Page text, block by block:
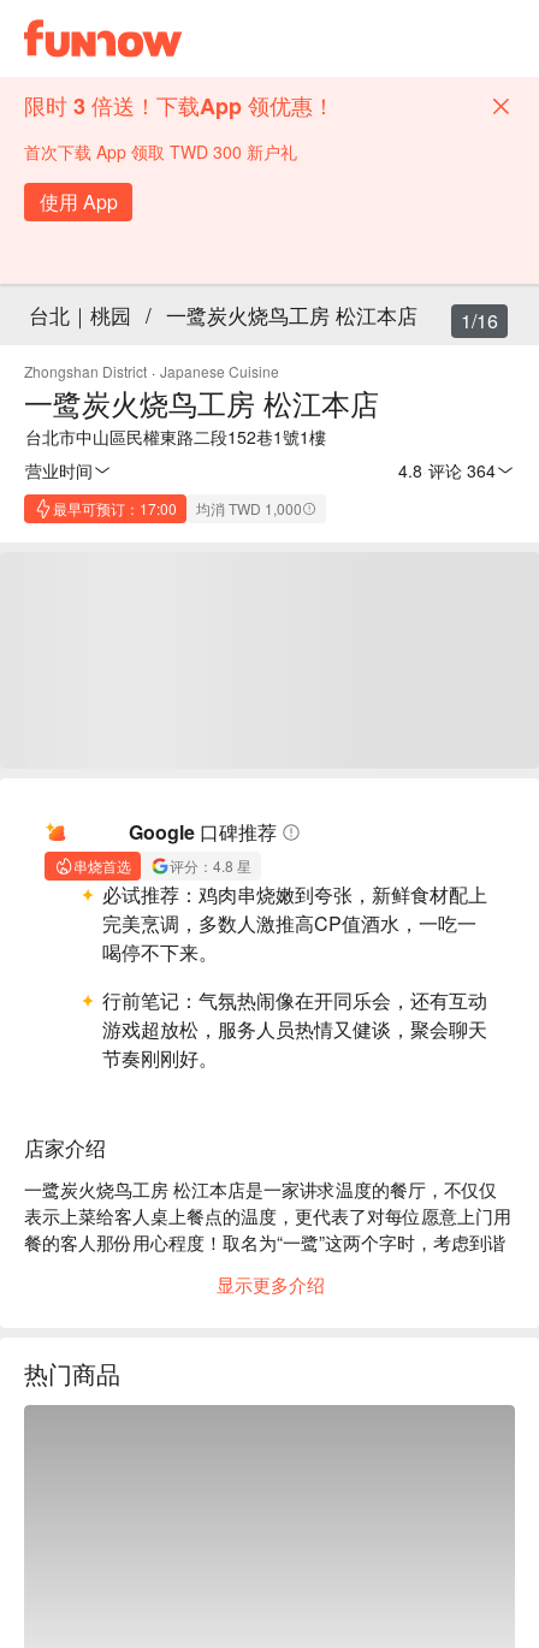
限时 3 倍送！下载App 领优惠！
首次下载 App 领取 TWD 300 新户礼
使用 App
台北｜桃园 / 一鹭炭火烧鸟工房 松江本店
Zhongshan District · Japanese Cuisine
一鹭炭火烧鸟工房 松江本店
台北市中山區民權東路二段152巷1號1樓
营业时间
4.8 评论 364
最早可预订：17:00 均消 TWD 1,000
1/16
Google 口碑推荐
串烧首选 评分：4.8 星
必试推荐： 鸡肉串烧嫩到夸张，新鲜食材配上
完美烹调，多数人激推高CP值酒水，一吃一
喝停不下来。
行前笔记： 气氛热闹像在开同乐会，还有互动
游戏超放松，服务人员热情又健谈，聚会聊天
节奏刚刚好。
店家介绍
一鹭炭火烧鸟工房 松江本店是一家讲求温度的餐厅，不仅仅
表示上菜给客人桌上餐点的温度，更代表了对每位愿意上门用
餐的客人那份用心程度！取名为“一鹭”这两个字时，考虑到谐
念的一群人，更重视每位来到店里用餐的客人，都能把一鹭当
评价：Google 4.8 星超高评价。
推荐：位置近捷运行天宫站，步行约 8 分钟即可抵达，绝佳的
显示更多介绍
热门商品